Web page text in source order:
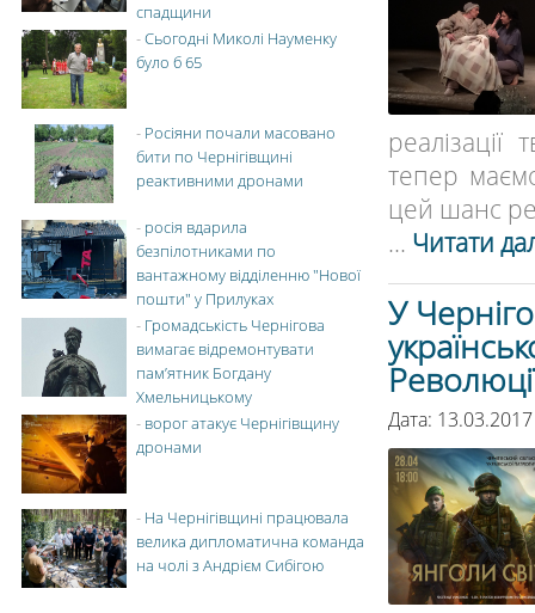
тепер
цей шанс
... Читати
У
Дата:
спадщини
-Сьогодні Миколі Науменку
було б 65
- Росіяни почали масовано
бити по Чернігівщині
реактивними дронами
- росія вдарила
безпілотниками по
вантажному відділенню "Нової
пошти" у Прилуках
- Громадськість Чернігова
вимагає відремонтувати
пам’ятник Богдану
Хмельницькому
- ворог атакує Чернігівщину
дронами
- На Чернігівщині працювала
велика дипломатична команда
на чолі з Андрієм Сибігою